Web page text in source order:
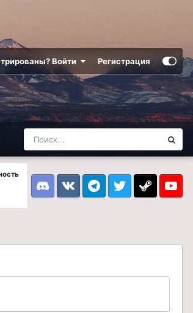
Войти Регистрация
DiscordVK TelegramTwitter Steam